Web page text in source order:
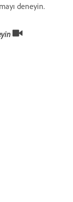
deneyin.